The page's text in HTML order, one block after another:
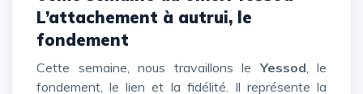
L’attachement à autrui, le
fondement
Cette semaine, nous travaillons leYessod, le
fondement, le lien et la fidélité. Il représente la